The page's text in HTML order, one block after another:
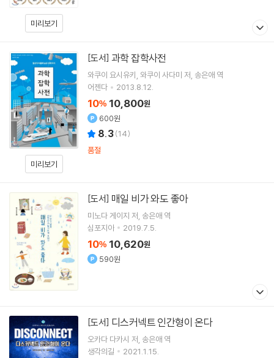
미리보기
미리보기
[도서] 과학 잡학사전
와쿠이 요시유키 와쿠이 사다미 저 송은애 역
어젠다
2013.8.12.
10% 10,800원
600원
8.3(14)
품절
[도서] 매일 비가 와도 좋아
미노다 게이지 저 송은애 역
심포지아
2019.7.5.
10% 10,620원
590원
[도서] 디스커넥트 인간형이 온다
오카다 다카시 저 송은애 역
생각의길
2021.1.15.